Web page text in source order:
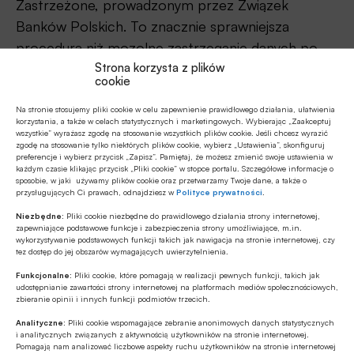
Strona korzysta z plików
cookie
Na stronie stosujemy pliki cookie w celu zapewnienie prawidłowego działania, ułatwienia
korzystania, a także w celach statystycznych i marketingowych. Wybierając „Zaakceptuj
wszystkie” wyrażasz zgodę na stosowanie wszystkich plików cookie. Jeśli chcesz wyrazić
zgodę na stosowanie tylko niektórych plików cookie, wybierz „Ustawienia”, skonfiguruj
preferencje i wybierz przycisk „Zapisz”. Pamiętaj, że możesz zmienić swoje ustawienia w
każdym czasie klikając przycisk „Pliki cookie” w stopce portalu. Szczegółowe informacje o
sposobie, w jaki używamy plików cookie oraz przetwarzamy Twoje dane, a także o
przysługujących Ci prawach, odnajdziesz wPolityce prywatności
Niezbędne: Pliki cookie niezbędne do prawidłowego działania strony internetowej,
zapewniające podstawowe funkcje i zabezpieczenia strony umożliwiające, m.in.
wykorzystywanie podstawowych funkcji takich jak nawigacja na stronie internetowej, czy
tez dostęp do jej obszarów wymagających uwierzytelnienia.
Funkcjonalne: Pliki cookie, które pomagają w realizacji pewnych funkcji, takich jak
udostępnianie zawartości strony internetowej na platformach mediów społecznościowych,
zbieranie opinii i innych funkcji podmiotów trzecich.
Analityczne: Pliki cookie wspomagające zebranie anonimowych danych statystycznych
i analitycznych związanych z aktywnością użytkowników na stronie internetowej.
Pomagają nam analizować liczbowe aspekty ruchu użytkowników na stronie internetowej
Zastrzeżone, prowadzonym przez Związek
Banków Polskich. To znacznie sprawniejsza
procedura niż mozolne zastrzeganie danych po
kolei w różnych miejscach.
Włącz ochronę dla siebie i bliskich – oto
najlepszy prezent na dzień Babci i Dziadka
Nie wszyscy w równym stopniu potrafią właściwie
zatroszczyć się o ochronę przed wyłudzeniem. Są
nowatorskich rozwiązań. Z myślą o naszych
seniorach, wykażmy inicjatywę i zapewnijmy im
Taką możliwość stwarza Oferta Rodzinna BIK,
innowacyjne rozwiązanie, które pomaga ochronić
przed wyłudzeniem nie tylko nas samych, ale i